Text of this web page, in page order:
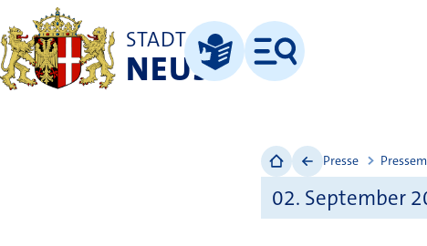
STADT
NEUSSLeichte Sprache
Menü
Presse
02. September